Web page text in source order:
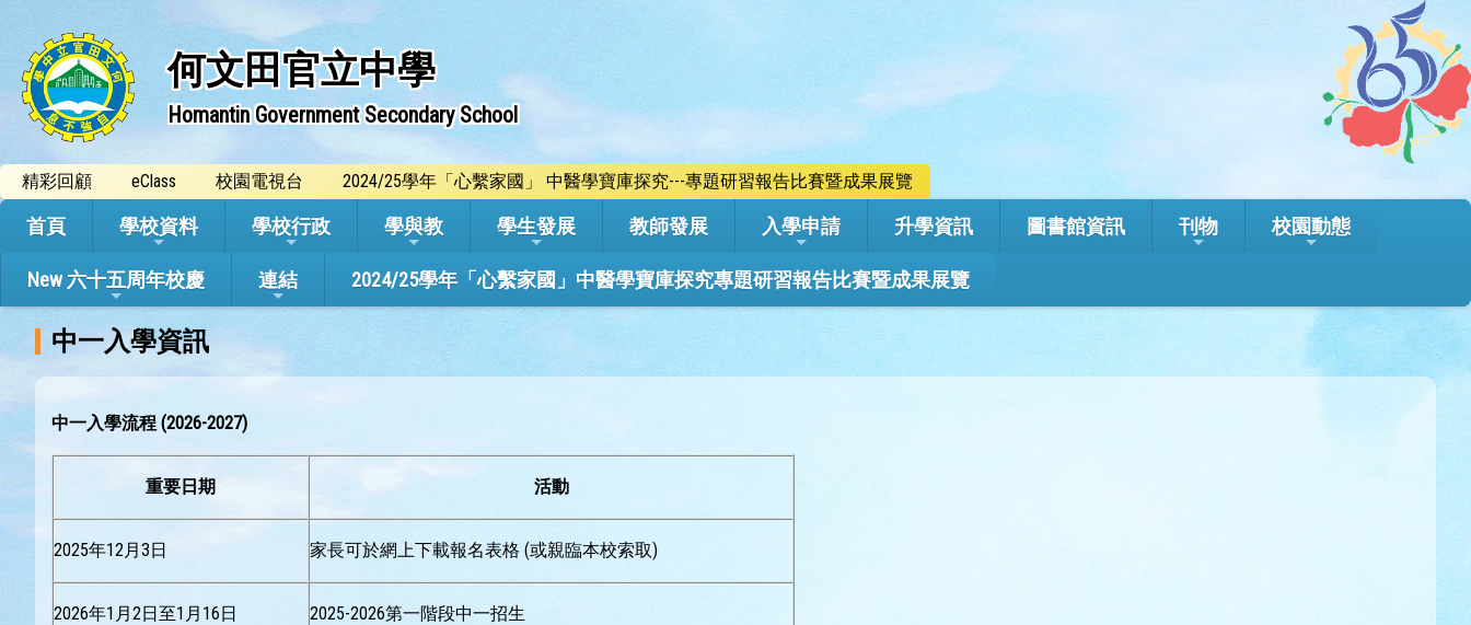
何文田官立中學
Homantin Government Secondary School
精彩回顧 eClass 校園電視台 2024/25學年「心繫家國」 中醫學寶庫探究---專題研習報告比賽暨成果展覽
首頁 學校資料 學校行政 學與教 學生發展 教師發展 入學申請 升學資訊 圖書館資訊 刊物 校園動態
New 六十五周年校慶 連結 2024/25學年「心繫家國」中醫學寶庫探究專題研習報告比賽暨成果展覽
中一入學資訊
中一入學流程 (2026-2027)
重要日期 活動
2025年12月3日 家長可於網上下載報名表格 (或親臨本校索取)
2026年1月2日至1月16日 2025-2026第一階段中一招生